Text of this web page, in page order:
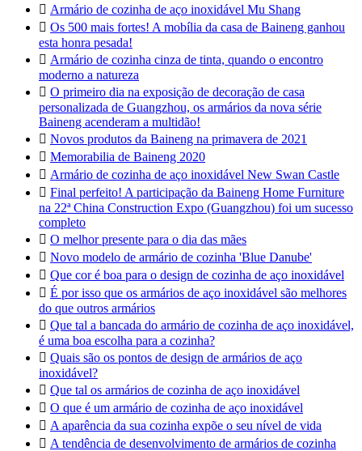
 Armário de cozinha de aço inoxidável Mu Shang
 Os 500 mais fortes! A mobília da casa de Baineng ganhou
esta honra pesada!
 Armário de cozinha cinza de tinta, quando o encontro
moderno a natureza
 O primeiro dia na exposição de decoração de casa
personalizada de Guangzhou, os armários da nova série
Baineng acenderam a multidão!
 Novos produtos da Baineng na primavera de 2021
 Memorabilia de Baineng 2020
 Armário de cozinha de aço inoxidável New Swan Castle
 Final perfeito! A participação da Baineng Home Furniture
na 22ª China Construction Expo (Guangzhou) foi um sucesso
completo
 O melhor presente para o dia das mães
 Novo modelo de armário de cozinha 'Blue Danube'
 Que cor é boa para o design de cozinha de aço inoxidável
 É por isso que os armários de aço inoxidável são melhores
do que outros armários
 Que tal a bancada do armário de cozinha de aço inoxidável,
é uma boa escolha para a cozinha?
 Quais são os pontos de design de armários de aço
inoxidável?
 Que tal os armários de cozinha de aço inoxidável
 O que é um armário de cozinha de aço inoxidável
 A aparência da sua cozinha expõe o seu nível de vida
 A tendência de desenvolvimento de armários de cozinha